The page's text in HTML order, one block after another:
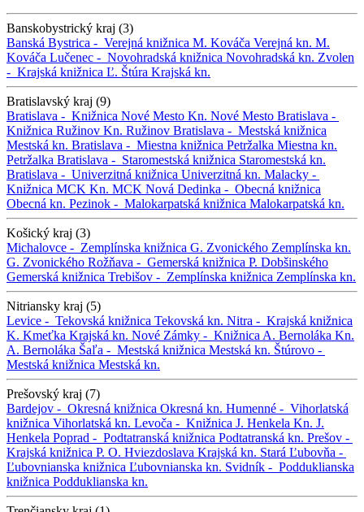
Banskobystrický kraj (3)
Banská Bystrica - Verejná knižnica M. Kováča Verejná kn. M.
Kováča Lučenec - Novohradská knižnica Novohradská kn. Zvolen
- Krajská knižnica Ľ. Štúra Krajská kn.
Bratislavský kraj (9)
Bratislava - Knižnica Nové Mesto Kn. Nové Mesto Bratislava -
Knižnica Ružinov Kn. Ružinov Bratislava - Mestská knižnica
Mestská kn. Bratislava - Miestna knižnica Petržalka Miestna kn.
Petržalka Bratislava - Staromestská knižnica Staromestská kn.
Bratislava - Univerzitná knižnica Univerzitná kn. Malacky -
Knižnica MCK Kn. MCK Nová Dedinka - Obecná knižnica
Obecná kn. Pezinok - Malokarpatská knižnica Malokarpatská kn.
Košický kraj (3)
Michalovce - Zemplínska knižnica G. Zvonického Zemplínska kn.
G. Zvonického Rožňava - Gemerská knižnica P. Dobšinského
Gemerská knižnica Trebišov - Zemplínska knižnica Zemplínska kn.
Nitriansky kraj (5)
Levice - Tekovská knižnica Tekovská kn. Nitra - Krajská knižnica
K. Kmeťka Krajská kn. Nové Zámky - Knižnica A. Bernoláka Kn.
A. Bernoláka Šaľa - Mestská knižnica Mestská kn. Štúrovo -
Mestská knižnica Mestská kn.
Prešovský kraj (7)
Bardejov - Okresná knižnica Okresná kn. Humenné - Vihorlatská
knižnica Vihorlatská kn. Levoča - Knižnica J. Henkela Kn. J.
Henkela Poprad - Podtatranská knižnica Podtatranská kn. Prešov -
Krajská knižnica P. O. Hviezdoslava Krajská kn. Stará Ľubovňa -
Ľubovnianska knižnica Ľubovnianska kn. Svidník - Podduklianska
knižnica Podduklianska kn.